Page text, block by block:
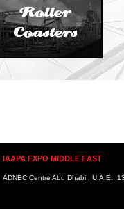
IAAPA EXPO MIDDLE EAST
ADNEC Centre Abu Dhabi , U.A.E.